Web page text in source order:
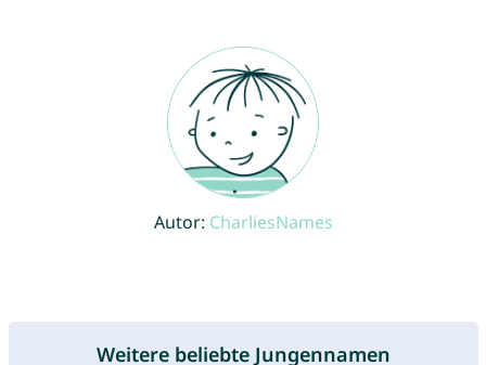
Autor: CharliesNames
Weitere beliebte Jungennamen